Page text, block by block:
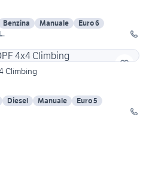
Benzina Manuale
Euro 6
Climbing
Diesel Manuale
Euro 5